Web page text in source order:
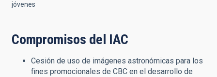
jóvenes
Compromisos del IAC
Cesión de uso de imágenes astronómicas para los
fines promocionales de CBC en el desarrollo de